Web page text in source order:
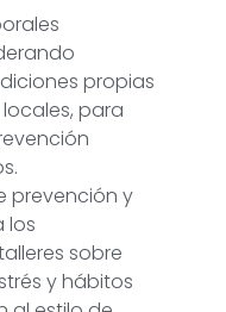
propias
para
prevención y
los
sobre
y hábitos